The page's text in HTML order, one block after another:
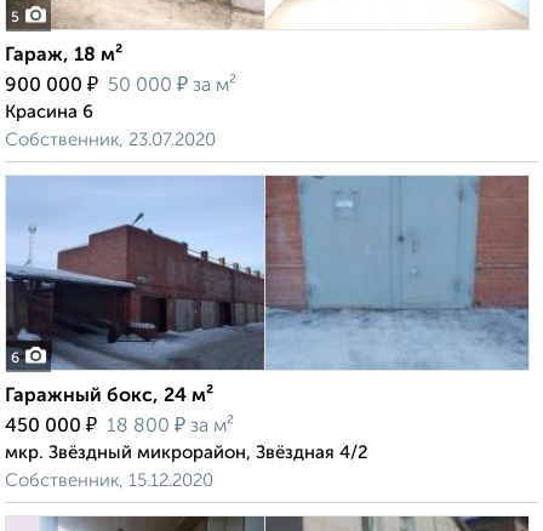
5
Гараж, 18 м²
900 000 ₽ 50 000 ₽ за м²
Красина 6
Собственник, 23.07.2020
6
Гаражный бокс, 24 м²
450 000 ₽ 18 800 ₽ за м²
мкр. Звёздный микрорайон, Звёздная 4/2
Собственник, 15.12.2020